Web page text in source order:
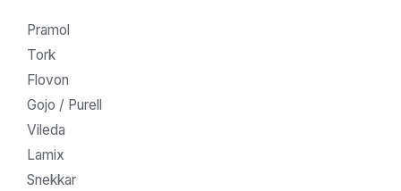
Pramol
Tork
Flovon
Gojo / Purell
Vileda
Lamix
Snekkar